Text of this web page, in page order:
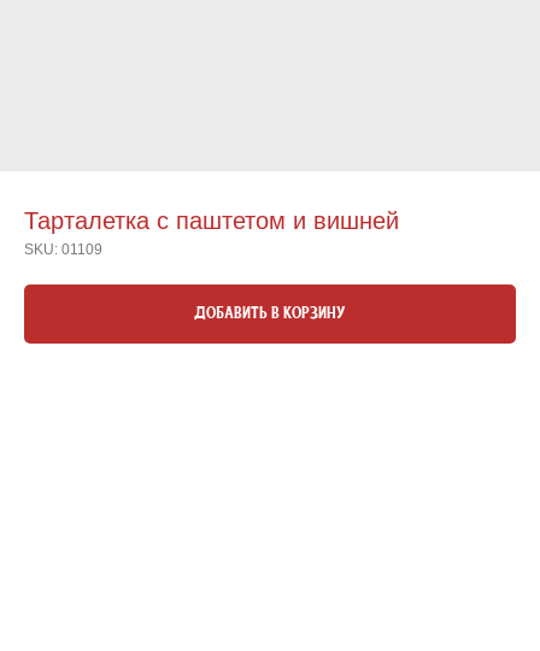
Тарталетка с паштетом и вишней
SKU: 01109
ДОБАВИТЬ В КОРЗИНУ